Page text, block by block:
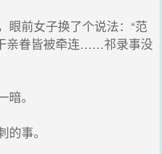
前女子换了个说法：“范
亲眷皆被牵连……祁录事没
。
事。